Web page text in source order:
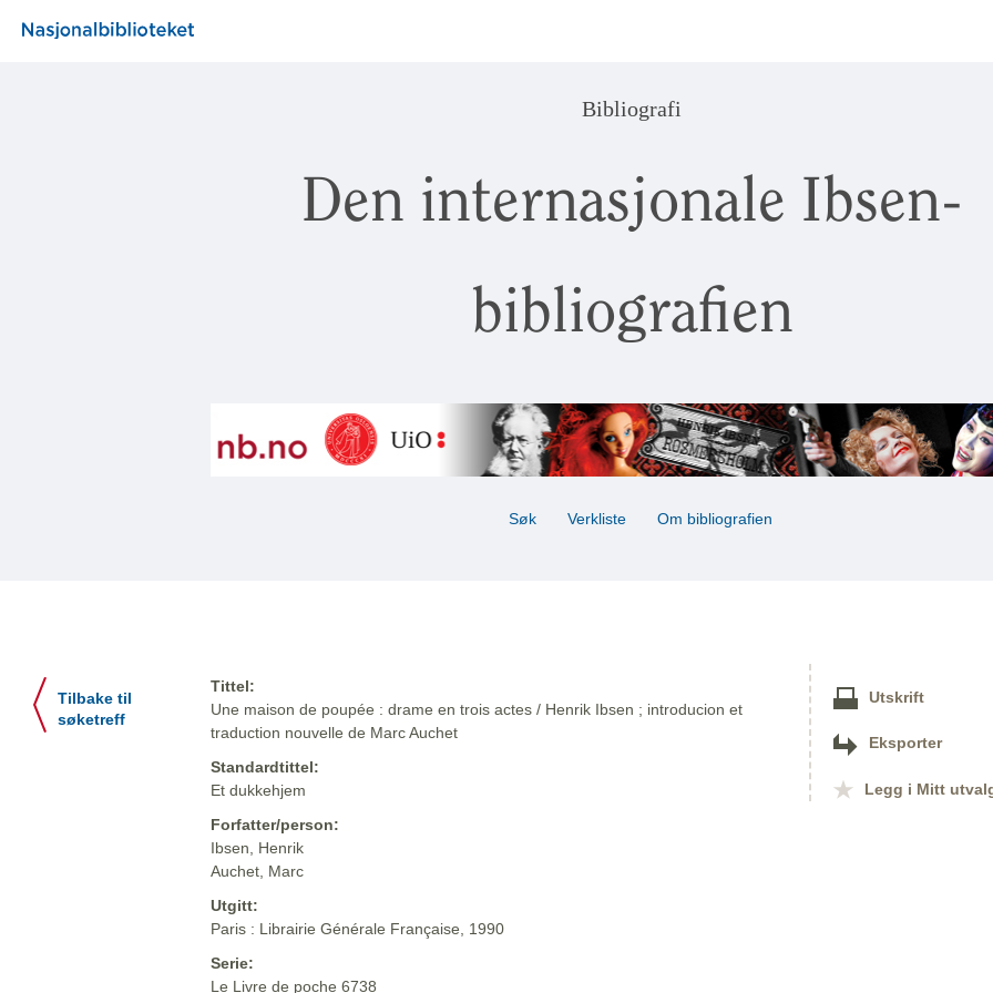
Bibliografi
Den internasjonale Ibsen-
bibliografien
Søk Verkliste Om bibliografien
Tilbake til
søketreff
Tittel:
Une maison de poupée : drame en trois actes / Henrik Ibsen ; introducion et
traduction nouvelle de Marc Auchet
Standardtittel:
Et dukkehjem
Forfatter/person:
Ibsen, Henrik
Auchet, Marc
Utgitt:
Paris : Librairie Générale Française, 1990
Serie:
Le Livre de poche 6738
Utskrift
Eksporter
Legg i Mitt